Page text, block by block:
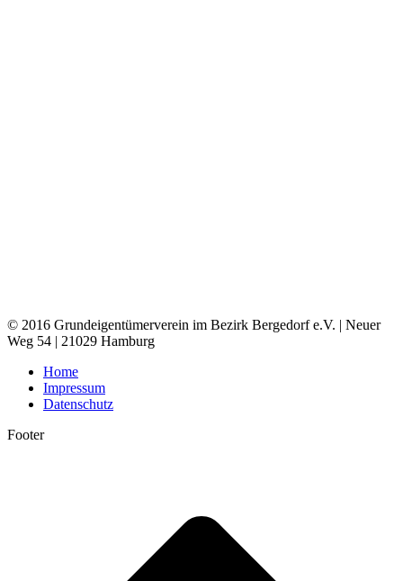
© 2016 Grundeigentümerverein im Bezirk Bergedorf e.V. | Neuer
Weg 54 | 21029 Hamburg
Home
Impressum
Datenschutz
Footer